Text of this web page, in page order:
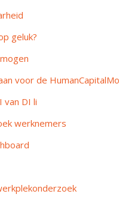
geluk?
voor de
van DI li
werknemers